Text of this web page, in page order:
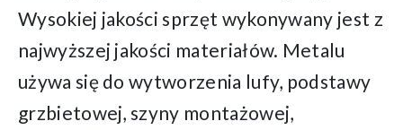
Wysokiej jakości sprzęt wykonywany jest z
najwyższej jakości materiałów. Metalu
używa się do wytworzenia lufy, podstawy
grzbietowej, szyny montażowej,